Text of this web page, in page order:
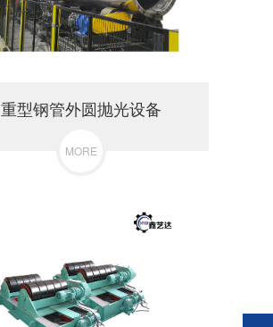
重型钢管外圆抛光设备
MORE